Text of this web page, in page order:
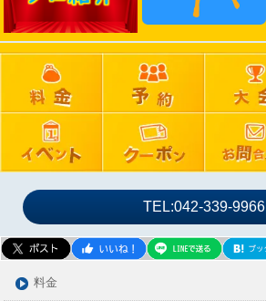
TEL:042-339-9966
料金